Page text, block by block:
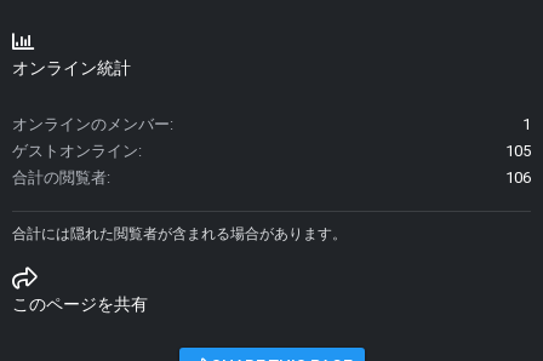
オンライン統計
オンラインのメンバー
1
ゲストオンライン
105
合計の閲覧者
106
合計には隠れた閲覧者が含まれる場合があります。
このページを共有